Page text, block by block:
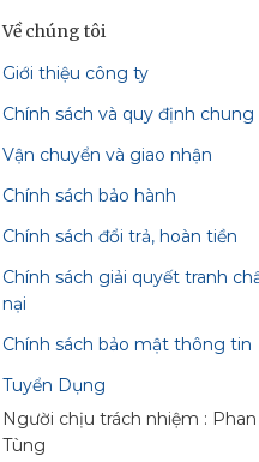
Về chúng tôi
Giới thiệu công ty
Chính sách và quy định chung
Vận chuyển và giao nhận
Chính sách bảo hành
Chính sách đổi trả, hoàn tiền
Chính sách giải quyết tranh
nại
Chính sách bảo mật thông tin
Tuyển Dụng
Người chịu trách nhiệm : Phan
Tùng